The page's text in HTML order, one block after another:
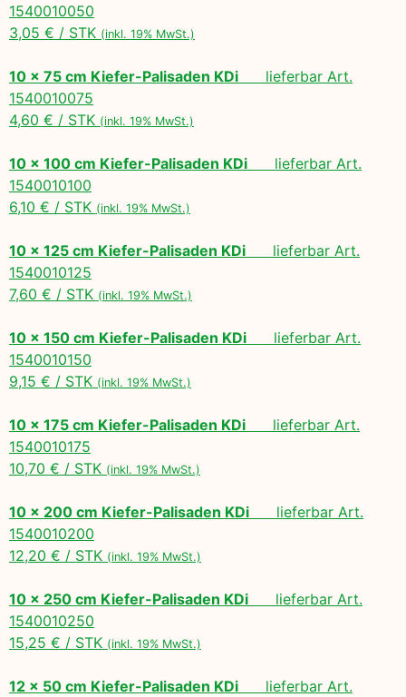
1540010050
3,05 € / STK (inkl. 19% MwSt.)
10 x 75 cm Kiefer-Palisaden KDi lieferbar Art.
1540010075
4,60 € / STK (inkl. 19% MwSt.)
10 x 100 cm Kiefer-Palisaden KDi lieferbar Art.
1540010100
6,10 € / STK (inkl. 19% MwSt.)
10 x 125 cm Kiefer-Palisaden KDi lieferbar Art.
1540010125
7,60 € / STK (inkl. 19% MwSt.)
10 x 150 cm Kiefer-Palisaden KDi lieferbar Art.
1540010150
9,15 € / STK (inkl. 19% MwSt.)
10 x 175 cm Kiefer-Palisaden KDi lieferbar Art.
1540010175
10,70 € / STK (inkl. 19% MwSt.)
10 x 200 cm Kiefer-Palisaden KDi lieferbar Art.
1540010200
12,20 € / STK (inkl. 19% MwSt.)
10 x 250 cm Kiefer-Palisaden KDi lieferbar Art.
1540010250
15,25 € / STK (inkl. 19% MwSt.)
12 x 50 cm Kiefer-Palisaden KDi lieferbar Art.